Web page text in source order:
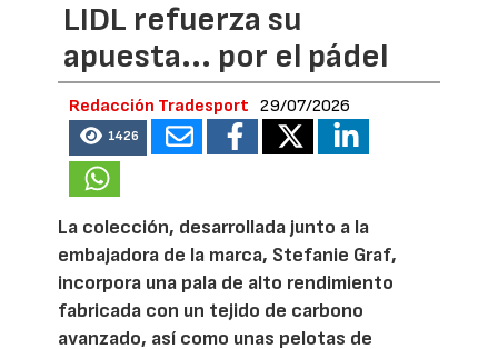
LIDL refuerza su
apuesta... por el pádel
Redacción Tradesport 29/07/2026
1426
La colección, desarrollada junto a la
embajadora de la marca, Stefanie Graf,
incorpora una pala de alto rendimiento
fabricada con un tejido de carbono
avanzado, así como unas pelotas de